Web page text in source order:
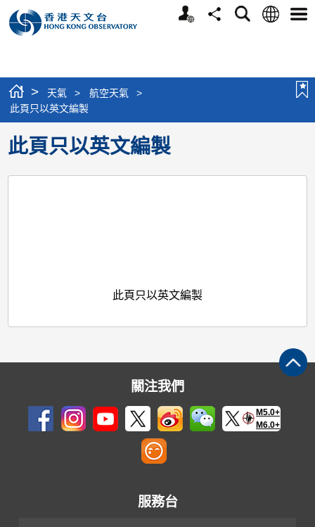
個
分
搜
語
選
> 天氣 > 航空天氣
>
此頁只以英文編製
此頁只以英文編製
此頁只以英文編製
關注我們
M5.0+
M6.0+
服務台